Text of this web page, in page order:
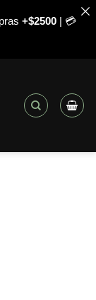
+$2500 | 💳